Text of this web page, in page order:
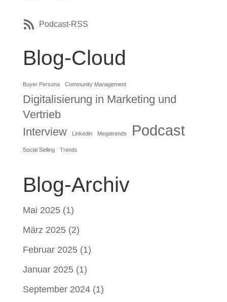
Podcast-RSS
Blog-Cloud
Buyer Persona Community Management
Digitalisierung in Marketing und
Vertrieb
Interview
Linkedin Megatrends Podcast
Social Selling Trends
Blog-Archiv
Mai 2025(1)
März 2025(2)
Februar 2025(1)
Januar 2025(1)
September 2024(1)